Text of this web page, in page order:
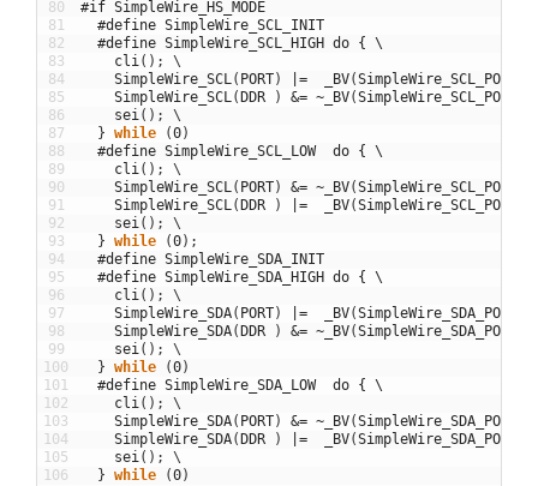
80
81
82
83
84
85
86
87
88
89
90
91
92
93
94
95
96
97
98
99
100
101
102
103
104
105
106
#if SimpleWire_HS_MODE
#define SimpleWire_SCL_INIT
#define SimpleWire_SCL_HIGH do { \
cli( ) ;
\
SimpleWire_SCL( PORT) |= _BV(SimpleWire_SCL_POS
SimpleWire_SCL( DDR ) &= ~ _BV(SimpleWire_SCL_POS
sei( ) ;
\
} while (0)
#define SimpleWire_SCL_LOW  do { \
cli( ) ;
\
SimpleWire_SCL( PORT) &= ~ _BV(SimpleWire_SCL_POS
SimpleWire_SCL( DDR ) |= _BV(SimpleWire_SCL_POS
sei( ) ;
\
} while (0) ;
#define SimpleWire_SDA_INIT
#define SimpleWire_SDA_HIGH do { \
cli( ) ;
\
SimpleWire_SDA( PORT) |= _BV(SimpleWire_SDA_POS
SimpleWire_SDA( DDR ) &= ~ _BV(SimpleWire_SDA_POS
sei( ) ;
\
} while (0)
#define SimpleWire_SDA_LOW  do { \
cli( ) ;
\
SimpleWire_SDA( PORT) &= ~ _BV(SimpleWire_SDA_POS
SimpleWire_SDA( DDR ) |= _BV(SimpleWire_SDA_POS
sei( ) ;
\
} while (0)